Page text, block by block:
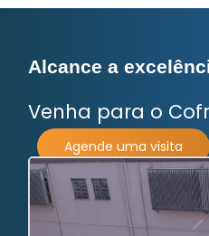
Alcance a
Venha para o
Agende uma visita